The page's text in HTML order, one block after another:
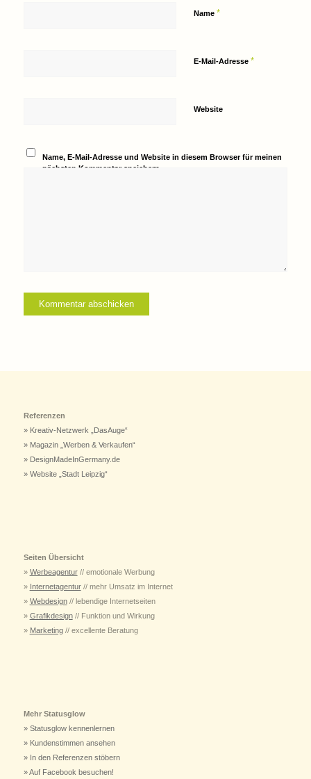
Name *
E-Mail-Adresse *
Website
Name, E-Mail-Adresse und Website in diesem Browser für meinen
nächsten Kommentar speichern.
Referenzen
» Kreativ-Netzwerk „DasAuge“
» Magazin „Werben & Verkaufen“
» DesignMadeInGermany.de
» Website „Stadt Leipzig“
Seiten Übersicht
» Werbeagentur// emotionale Werbung
» Internetagentur// mehr Umsatz im Internet
» Webdesign// lebendige Internetseiten
» Grafikdesign// Funktion und Wirkung
» Marketing// excellente Beratung
Mehr Statusglow
» Statusglow kennenlernen
» Kundenstimmen ansehen
» In den Referenzen stöbern
» Auf Facebook besuchen!